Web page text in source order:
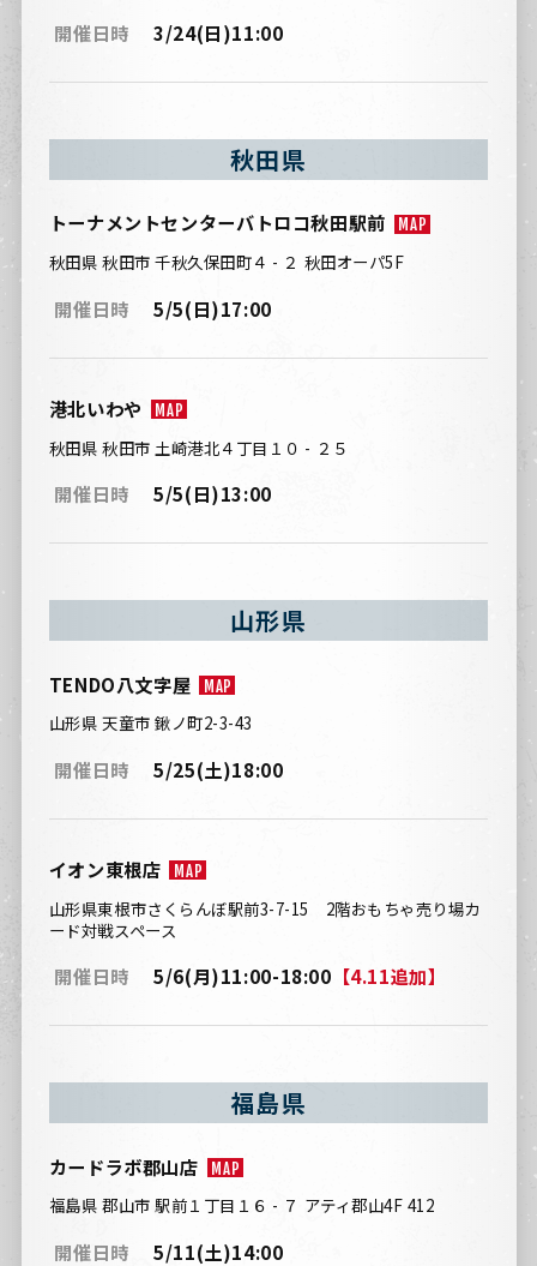
開催日時 3/24(日)11:00
秋田県
トーナメントセンターバトロコ秋田駅前 MAP
秋田県 秋田市 千秋久保田町４ - ２ 秋田オーパ5F
開催日時 5/5(日)17:00
港北いわや MAP
秋田県 秋田市 土崎港北４丁目１０ - ２５
開催日時 5/5(日)13:00
山形県
TENDO八文字屋 MAP
山形県 天童市 鍬ノ町2-3-43
開催日時 5/25(土)18:00
イオン東根店 MAP
山形県東根市さくらんぼ駅前3-7-15 2階おもちゃ売り場カ
ード対戦スペース
開催日時 5/6(月)11:00-18:00 【4.11追加】
福島県
カードラボ郡山店 MAP
福島県 郡山市 駅前１丁目１６ - ７ アティ郡山4F 412
開催日時 5/11(土)14:00